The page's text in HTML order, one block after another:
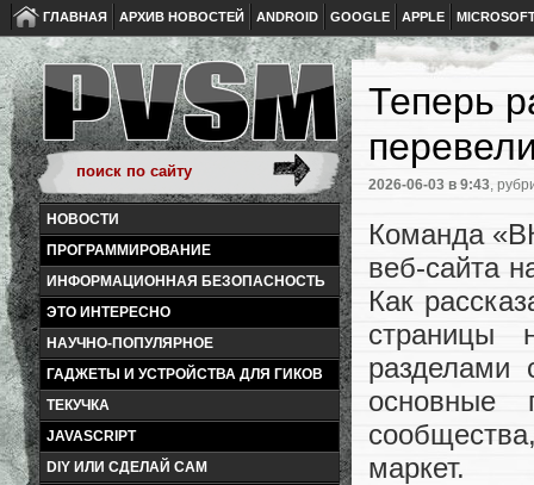
ГЛАВНАЯ АРХИВ НОВОСТЕЙ ANDROID GOOGLE APPLE
НОВОСТИ
ПРОГРАММИРОВАНИЕ
ИНФОРМАЦИОННАЯ БЕЗОПАСНОСТЬ
ЭТО ИНТЕРЕСНО
НАУЧНО-ПОПУЛЯРНОЕ
ГАДЖЕТЫ И УСТРОЙСТВА ДЛЯ ГИКОВ
ТЕКУЧКА
JAVASCRIPT
DIY ИЛИ СДЕЛАЙ САМ
Теперь
2026-06-03 в 9:43,
Команда
веб-сайта
Как
страницы
разделами
основные
маркет.